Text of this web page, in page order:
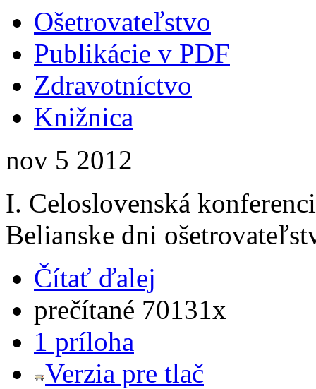
Ošetrovateľstvo
Publikácie v PDF
Zdravotníctvo
Knižnica
nov 5 2012
I. Celoslovenská
Belianske dni
Čítať ďalej
prečítané 70131x
1 príloha
Verzia pre tlač